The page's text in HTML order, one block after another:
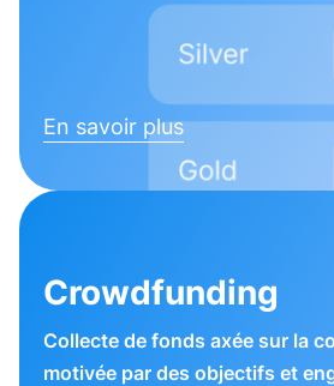
En savoir plus
Crowdfunding
Collecte de fonds axée sur la
motivée par des objectifs et